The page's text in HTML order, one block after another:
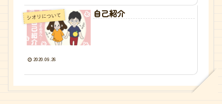
シオリについて 自己紹介
2020.09.26